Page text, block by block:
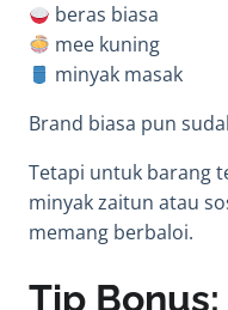
beras biasa
mee kuning
minyak masak
Brand biasa pun
Tetapi untuk barang
minyak zaitun atau
memang berbaloi.
Tip